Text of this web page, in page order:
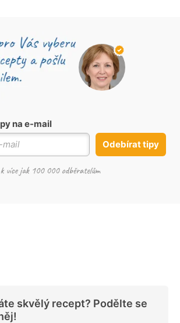
na e-mail
Odebírat tipy
skvělý recept? Podělte se